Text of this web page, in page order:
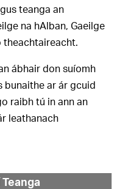
teanga an
na hAlban, Gaeilge
theachtaireacht.
ábhair don suíomh
bunaithe ar ár gcuid
raibh tú in ann an
leathanach